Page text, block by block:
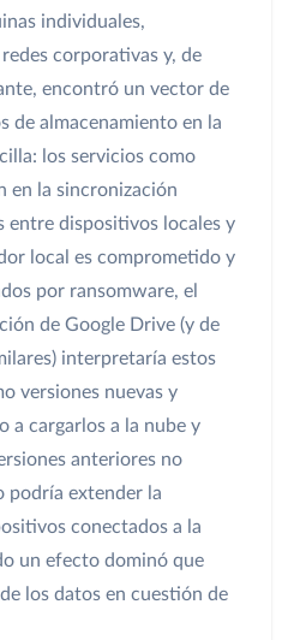
individuales,
corporativas y, de
encontró un vector de
de almacenamiento en la
los servicios como
en la sincronización
entre dispositivos locales y
local es comprometido y
por ransomware, el
de Google Drive (y de
interpretaría estos
versiones nuevas y
a cargarlos a la nube y
anteriores no
podría extender la
conectados a la
un efecto dominó que
los datos en cuestión de